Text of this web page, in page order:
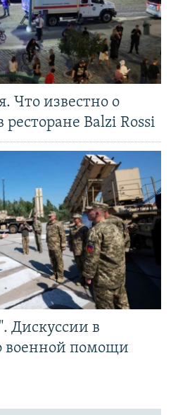
Что известно о
Balzi Rossi
Дискуссии в
военной помощи